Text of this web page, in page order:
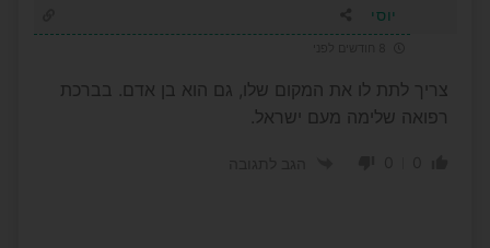
יוסי
צריך לתת לו את המקום שלו, גם הוא בן אדם. בברכת
רפואה שלימה מעם ישראל.